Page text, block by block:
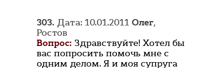
303. Дата: 10.01.2011 Олег,
Ростов
Вопрос: Здравствуйте! Хотел бы
вас попросить помочь мне с
одним делом. Я и моя супруга